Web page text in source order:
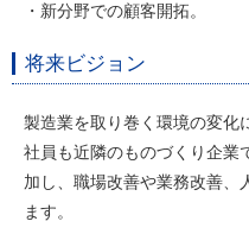
・新分野での顧客開拓。
将来ビジョン
製造業を取り巻く環境の変化
社員も近隣のものづくり企業
加し、職場改善や業務改善、
ます。